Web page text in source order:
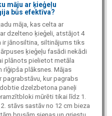
māju ar ķieģeļu
būs efektīva?
māja, kas celta ar
dzelteno ķieģeli, atstājot 4
ir jānosiltina, siltinājums tiks
ķieģeļu fasādi nekādi
plānots pielietot metāla
rīģipša plāksnes. Mājas
pagrabstāvu, kur pagrabs
dzelzbetona paneļi
mūrēti tikai līdz 1.
stāvs sastāv no 12 cm bieza
brusām sienas un griestu